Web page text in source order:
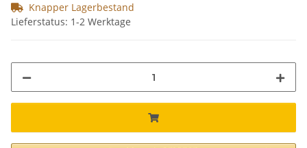
Knapper Lagerbestand
Lieferstatus: 1-2 Werktage